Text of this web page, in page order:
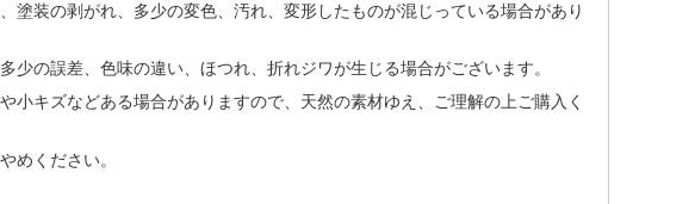
塗装の剥がれ、多少の変色、汚れ、変形したものが混じっている場合があり
少の誤差、色味の違い、ほつれ、折れジワが生じる場合がございます。
小キズなどある場合がありますので、天然の素材ゆえ、ご理解の上ご購入く
めください。